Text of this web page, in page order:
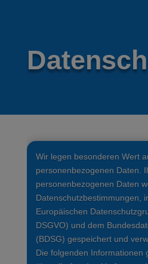
Wir legen besonderen Wert
personenbezogenen Daten.
personenbezogenen Daten
Datenschutzbestimmungen,
Europäischen
DSGVO) und dem
(BDSG) gespeichert und
Die folgenden Informationen